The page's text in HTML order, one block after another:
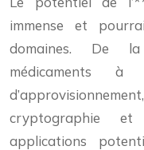
immense et
domaines. De
médicaments à
cryptographie et
applications